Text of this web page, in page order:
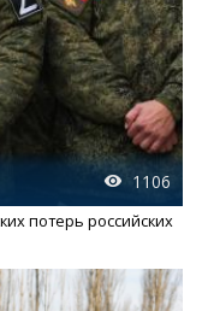
1106
потерь российских